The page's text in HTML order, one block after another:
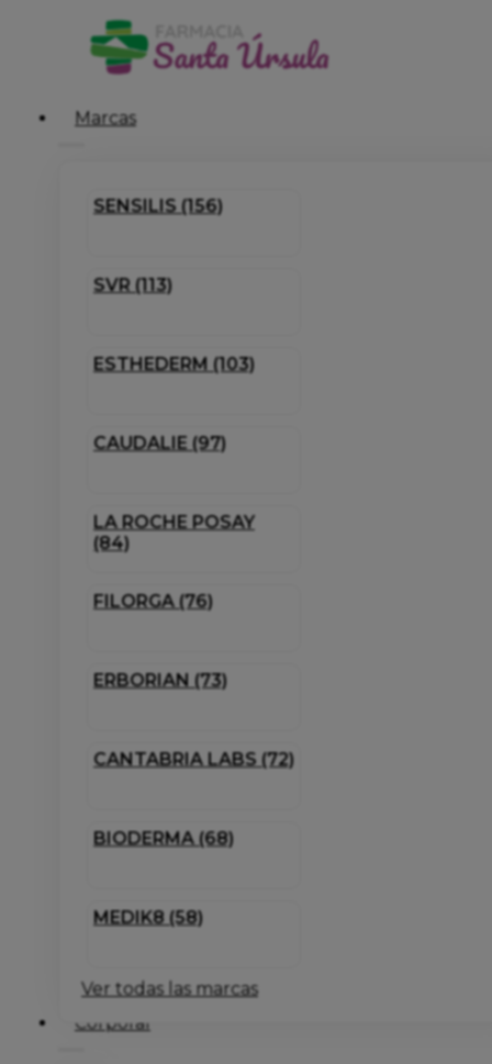
Marcas
SENSILIS (156)
SVR (113)
ESTHEDERM (103)
CAUDALIE (97)
LA ROCHE POSAY
(84)
FILORGA (76)
ERBORIAN (73)
CANTABRIA LABS (72)
BIODERMA (68)
MEDIK8 (58)
Ver todas las marcas
Corporal